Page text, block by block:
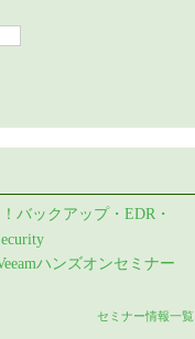
バックアップ・EDR・
ハンズオンセミナー
セミナー情報一覧